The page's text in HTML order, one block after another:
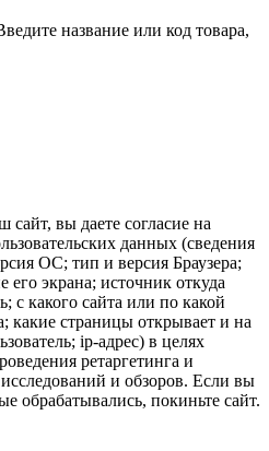
название или код товара,
вы даете согласие на
данных (сведения
ОС; тип и версия Браузера;
его экрана; источник откуда
с какого сайта или по какой
какие страницы открывает и на
ip-адрес) в целях
ретаргетинга и
и обзоров. Если вы
обрабатывались, покиньте сайт.